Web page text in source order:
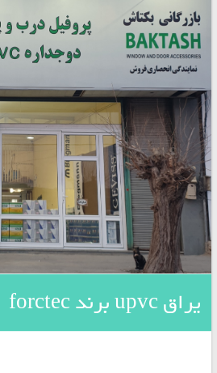
آکادو
ACCADO
/
رزه
REZE
/
کایاپن
KAYA
PEN
/
برگمن
Bregmann
/
جویس
geviss
UPVC
برند
ویونا
یراق upvc برند forctec